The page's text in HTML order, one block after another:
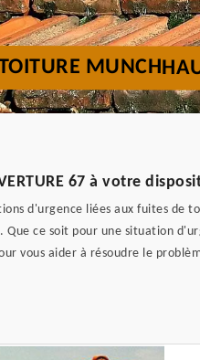
67 à votre
d'urgence liées aux fuites
ce soit pour une situation
vous aider à résoudre le